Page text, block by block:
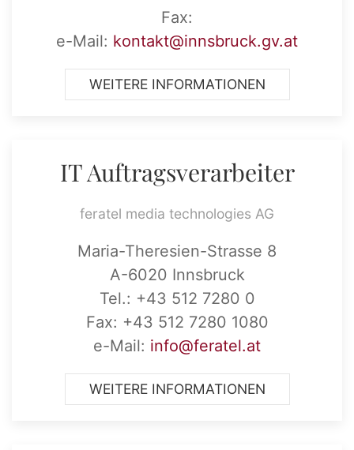
Fax:
e-Mail: kontakt@innsbruck.gv.at
WEITERE INFORMATIONEN
IT Auftragsverarbeiter
feratel media technologies AG
Maria-Theresien-Strasse 8
A-6020 Innsbruck
Tel.: +43 512 7280 0
Fax: +43 512 7280 1080
e-Mail: info@feratel.at
WEITERE INFORMATIONEN